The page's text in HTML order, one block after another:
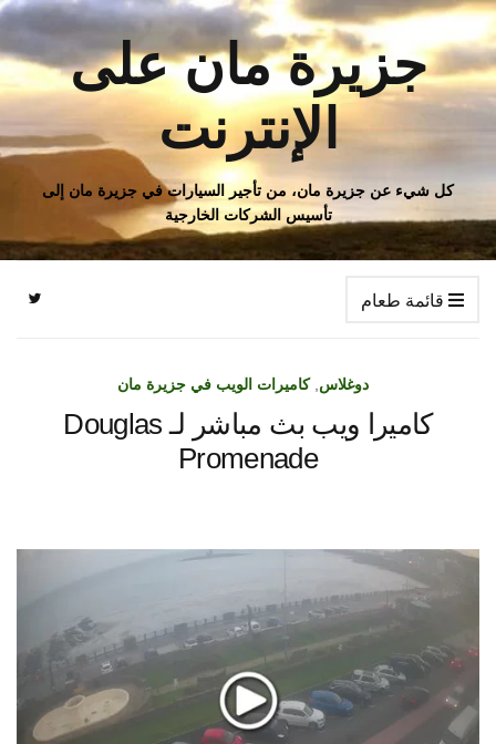
جزيرة مان على
الإنترنت
كل شيء عن جزيرة مان، من تأجير السيارات في جزيرة مان إلى
تأسيس الشركات الخارجية
قائمة طعام
دوغلاس ,كاميرات الويب في جزيرة مان
كاميرا ويب بث مباشر لـ Douglas
Promenade